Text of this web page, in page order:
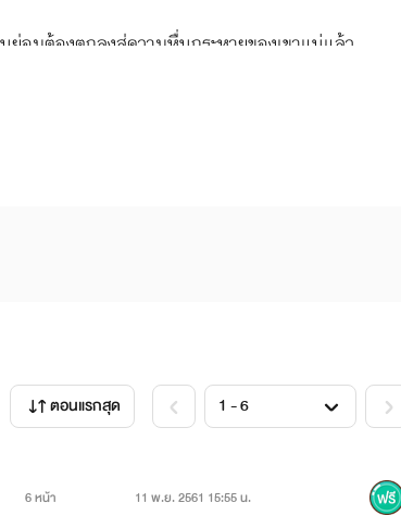
ย่อมต้องตกลงสู่ความหื่นกระหายของเขาแน่แล้ว
ตอนแรกสุด
6 หน้า 11 พ.ย. 2561 15:55 น.